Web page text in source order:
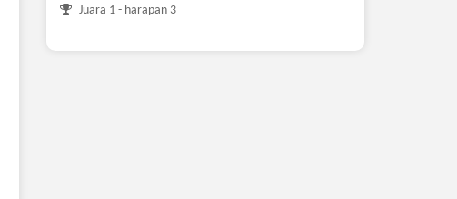
Juara 1 - harapan 3